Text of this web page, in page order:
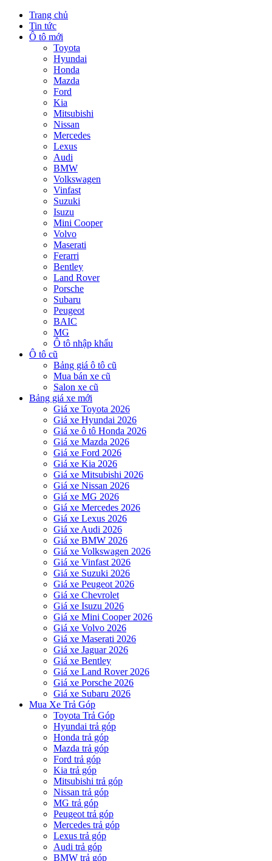
Trang chủ
Tin tức
Ô tô mới
Toyota
Hyundai
Honda
Mazda
Ford
Kia
Mitsubishi
Nissan
Mercedes
Lexus
Audi
BMW
Volkswagen
Vinfast
Suzuki
Isuzu
Mini Cooper
Volvo
Maserati
Ferarri
Bentley
Land Rover
Porsche
Subaru
Peugeot
BAIC
MG
Ô tô nhập khẩu
Ô tô cũ
Bảng giá ô tô cũ
Mua bán xe cũ
Salon xe cũ
Bảng giá xe mới
Giá xe Toyota 2026
Giá xe Hyundai 2026
Giá xe ô tô Honda 2026
Giá xe Mazda 2026
Giá xe Ford 2026
Giá xe Kia 2026
Giá xe Mitsubishi 2026
Giá xe Nissan 2026
Giá xe MG 2026
Giá xe Mercedes 2026
Giá xe Lexus 2026
Giá xe Audi 2026
Giá xe BMW 2026
Giá xe Volkswagen 2026
Giá xe Vinfast 2026
Giá xe Suzuki 2026
Giá xe Peugeot 2026
Giá xe Chevrolet
Giá xe Isuzu 2026
Giá xe Mini Cooper 2026
Giá xe Volvo 2026
Giá xe Maserati 2026
Giá xe Jaguar 2026
Giá xe Bentley
Giá xe Land Rover 2026
Giá xe Porsche 2026
Giá xe Subaru 2026
Mua Xe Trả Góp
Toyota Trả Góp
Hyundai trả góp
Honda trả góp
Mazda trả góp
Ford trả góp
Kia trả góp
Mitsubishi trả góp
Nissan trả góp
MG trả góp
Peugeot trả góp
Mercedes trả góp
Lexus trả góp
Audi trả góp
BMW trả góp